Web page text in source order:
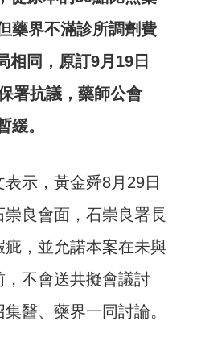
藥界不滿診所調劑費
相同，原訂9月19日
署抗議，藥師公會
緩。
示，黃金舜8月29日
良會面，石崇良署長
疵，並允諾本案在未與
不會送共擬會議討
醫、藥界一同討論。